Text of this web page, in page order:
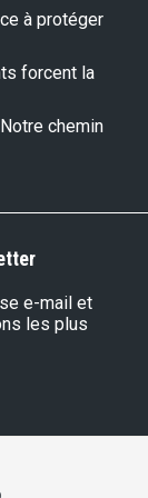
à protéger
forcent la
chemin
e-mail et
les plus